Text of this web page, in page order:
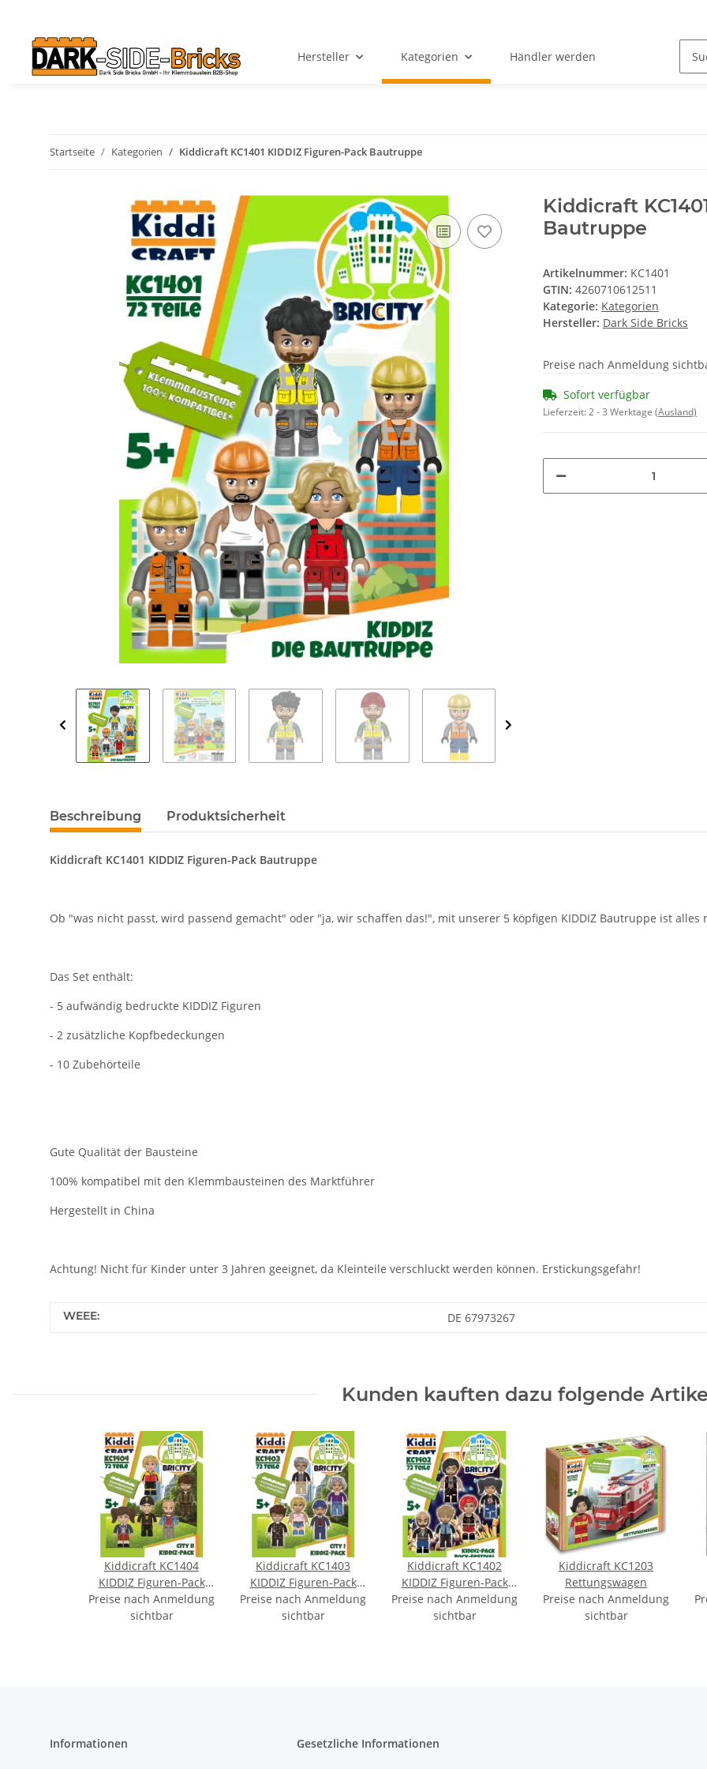
Hersteller Kategorien Händler werden
Startseite Kategorien Kiddicraft KC1401 KIDDIZ Figuren-Pack Bautruppe
Kiddicraft
Bautruppe
Artikelnummer: KC1401
GTIN: 4260710612511
Kategorie: Kategorien
Hersteller: Dark Side Bricks
Preise nach Anmeldung
Sofort verfügbar
Lieferzeit:2 - 3 Werktage (Ausland)
Beschreibung Produktsicherheit
Kiddicraft KC1401 KIDDIZ Figuren-Pack Bautruppe
Ob "was nicht passt, wird passend gemacht" oder "ja, wir schaffen das!", mit unserer 5 köpfigen KIDDIZ Bautruppe ist alles
Das Set enthält:
- 5 aufwändig bedruckte KIDDIZ Figuren
- 2 zusätzliche Kopfbedeckungen
- 10 Zubehörteile
Gute Qualität der Bausteine
100% kompatibel mit den Klemmbausteinen des Marktführer
Hergestellt in China
Achtung! Nicht für Kinder unter 3 Jahren geeignet, da Kleinteile verschluckt werden können. Erstickungsgefahr!
WEEE: DE 67973267
Kunden kauften dazu folgende
Kiddicraft KC1404
KIDDIZ Figuren-Pack
City II
Preise nach Anmeldung
sichtbar
Kiddicraft KC1403
KIDDIZ Figuren-Pack
City I
Preise nach Anmeldung
sichtbar
Kiddicraft KC1402
KIDDIZ Figuren-Pack
Rock Festival
Preise nach Anmeldung
sichtbar
Kiddicraft KC1203
Rettungswagen
Preise nach Anmeldung
sichtbar
Informationen Gesetzliche Informationen